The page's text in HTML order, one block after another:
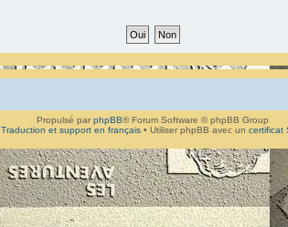
Propulsé par phpBB® Forum Software © phpBB Group
Traduction et support en français • Utiliser phpBB avec un certificat